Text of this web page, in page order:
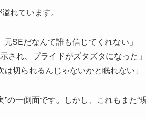
れています。
元SEだなんて誰も信じてくれない」
され、プライドがズタズタになった」
は切られるんじゃないかと眠れない」
の一側面です。しかし、これもまた“現